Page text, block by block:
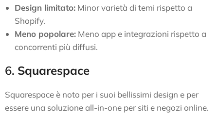
Design limitato: Minor varietà di temi rispetto a
Shopify.
Meno popolare: Meno app e integrazioni rispetto a
concorrenti più diffusi.
6. Squarespace
Squarespace è noto per i suoi bellissimi design e per
essere una soluzione all-in-one per siti e negozi online.